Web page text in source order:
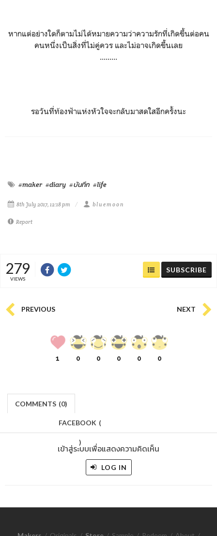
หากแต่อย่างใดก็ตามไม่ได้หมายความว่าความรักที่เกิดขึ้นต่อคน
คนหนึ่งเป็นสิ่งที่ไม่คู่ควร และไม่อาจเกิดขึ้นเลย
.........
รอวันที่ท้องฟ้าแห่งหัวใจจะกลับมาสดใสอีกครั้งนะ
#maker #diary #บันทึก #life
8th July 2017, 12:18 pm b l u e m o o n
Report
279
VIEWS
SUBSCRIBE
PREVIOUS NEXT
1 0 0 0 0 0
COMMENTS (0)
FACEBOOK (
)
เข้าสู่ระบบเพื่อแสดงความคิดเห็น
LOG IN